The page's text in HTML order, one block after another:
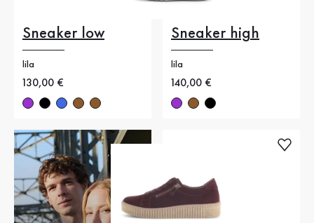
Sneaker low
lila
Neuer Preis
130,00 €
Sneaker high
lila
Neuer Preis
140,00 €